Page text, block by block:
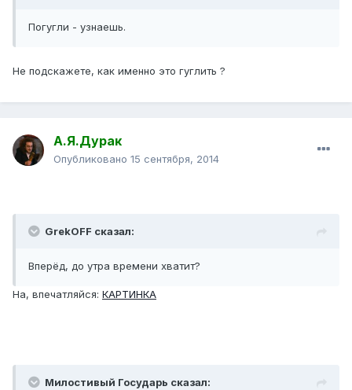
Погугли - узнаешь.
Не подскажете, как именно это гуглить ?
А.Я.Дурак
Опубликовано 15 сентября, 2014
GrekOFF сказал:
Вперёд, до утра времени хватит?
На, впечатляйся: КАРТИНКА
Милостивый Государь сказал: